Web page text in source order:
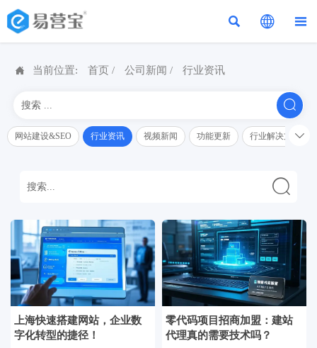
  
 当前位置: 首页 / 公司新闻 / 行业资讯

网站建设&SEO 行业资讯 视频新闻 功能更新 行业解决方案解读


上海快速搭建网站，企业数
字化转型的捷径！
零代码项目招商加盟：建站
代理真的需要技术吗？